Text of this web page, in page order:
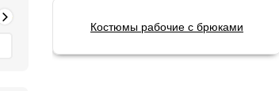
Костюмы рабочие с брюками